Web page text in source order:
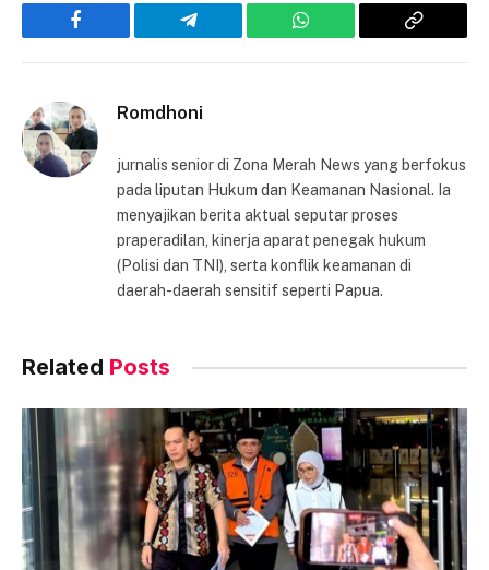
Facebook Telegram WhatsApp
Copy
Romdhoni
jurnalis senior di Zona Merah News yang berfokus
pada liputan Hukum dan Keamanan Nasional. Ia
menyajikan berita aktual seputar proses
praperadilan, kinerja aparat penegak hukum
(Polisi dan TNI), serta konflik keamanan di
daerah-daerah sensitif seperti Papua.
Related Posts